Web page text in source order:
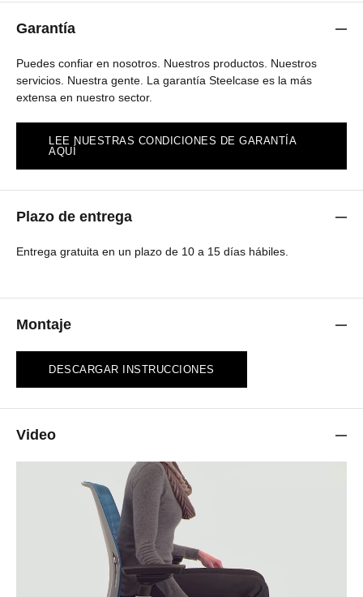
Garantía
Puedes confiar en nosotros. Nuestros productos. Nuestros
servicios. Nuestra gente. La garantía Steelcase es la más
extensa en nuestro sector.
LEE NUESTRAS CONDICIONES DE GARANTÍA
AQUÍ
Plazo de entrega
Entrega gratuita en un plazo de 10 a 15 días hábiles.
Montaje
DESCARGAR INSTRUCCIONES
Video